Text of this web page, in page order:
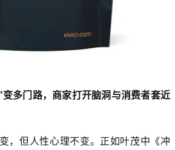
多门路，商家打开脑洞与消费者套近
，但人性心理不变。正如叶茂中《冲